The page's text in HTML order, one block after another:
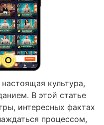
культура,
В этой статье
интересных фактах
процессом,